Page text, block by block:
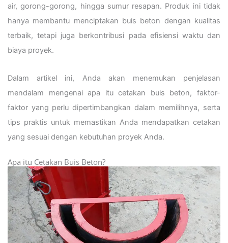
air, gorong-gorong, hingga sumur resapan. Produk ini tidak
hanya membantu menciptakan buis beton dengan kualitas
terbaik, tetapi juga berkontribusi pada efisiensi waktu dan
biaya proyek.
Dalam artikel ini, Anda akan menemukan penjelasan
mendalam mengenai apa itu cetakan buis beton, faktor-
faktor yang perlu dipertimbangkan dalam memilihnya, serta
tips praktis untuk memastikan Anda mendapatkan cetakan
yang sesuai dengan kebutuhan proyek Anda.
Apa itu Cetakan Buis Beton?